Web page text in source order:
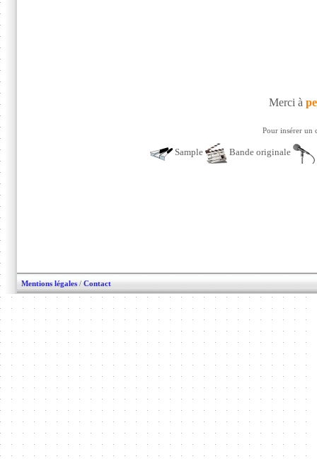
Merci à
Pour insérer un
Sample Bande originale
Mentions légales / Contact